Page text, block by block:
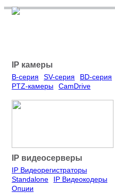
Шлагбаум со встроенным
устанавливать дополнительное
освещение. Камеры распознают
номера 4 стран, в том числе
Встроенный роутер с
IP камеры
B-серия SV-серия
BD-серия
PTZ-камеры
CamDrive
IP видеосерверы
IP Видеорегистраторы
Standalone
IP Видеокодеры
Опции